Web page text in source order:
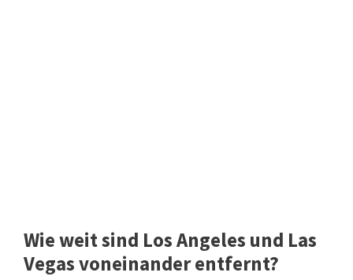
Wie weit sind Los Angeles und Las
Vegas voneinander entfernt?